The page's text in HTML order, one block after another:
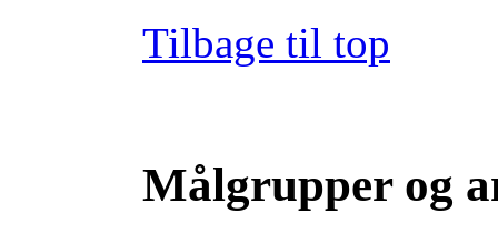
Tilbage til top
Målgrupper og